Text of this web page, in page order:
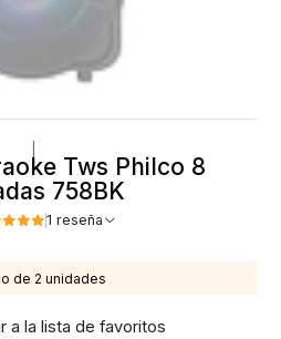
Tws Philco 8
758BK
1 reseña
de 2 unidades
a la lista de favoritos